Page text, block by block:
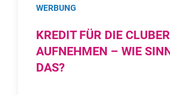
WERBUNG
KREDIT FÜR DIE
AUFNEHMEN – WIE
DAS?